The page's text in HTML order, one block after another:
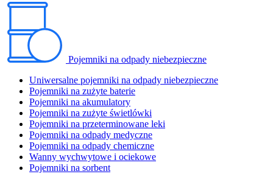
Pojemniki na odpady niebezpieczne
Uniwersalne pojemniki na odpady niebezpieczne
Pojemniki na zużyte baterie
Pojemniki na akumulatory
Pojemniki na zużyte świetlówki
Pojemniki na przeterminowane leki
Pojemniki na odpady medyczne
Pojemniki na odpady chemiczne
Wanny wychwytowe i ociekowe
Pojemniki na sorbent